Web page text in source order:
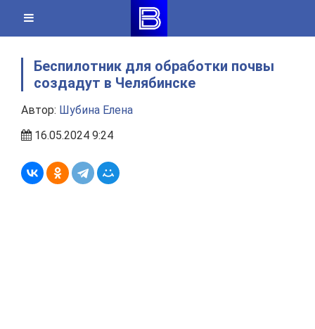
content
Беспилотник для обработки почвы
создадут в Челябинске
Автор: Шубина Елена
16.05.2024 9:24